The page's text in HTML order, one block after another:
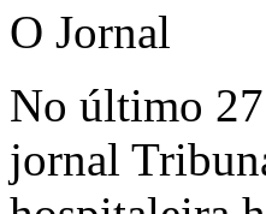
O Jornal
No último
jornal